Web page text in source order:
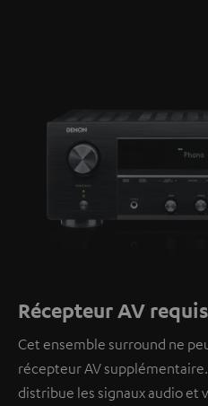
Récepteur AV requis
Cet ensemble surround ne
récepteur AV
distribue les signaux audio et